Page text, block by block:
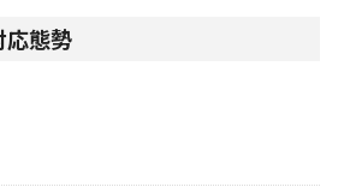
応態勢